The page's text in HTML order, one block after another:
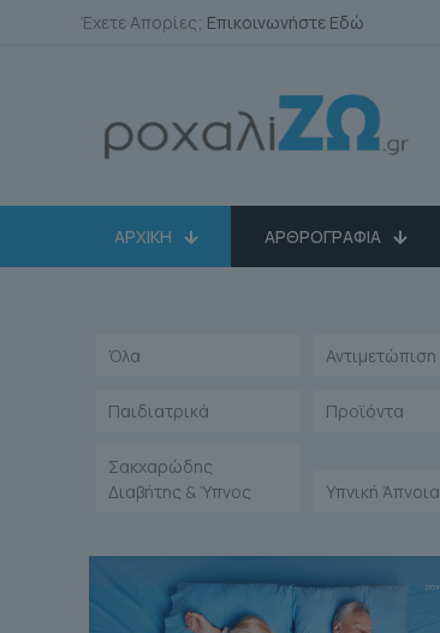
Έχετε Απορίες; Επικοινωνήστε Εδώ
ΑΡΧΙΚΗ ΑΡΘΡΟΓΡΑΦΙΑ
Όλα Αντιμετώπιση
Παιδιατρικά Προϊόντα
Σακχαρώδης
Διαβήτης & Ύπνος
Υπνική Άπνοια